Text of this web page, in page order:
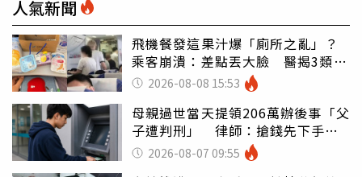
人氣新聞
飛機餐發這果汁爆「廁所之亂」？
乘客崩潰：差點丟大臉 醫揭3類人
別亂喝
2026-08-08 15:53
母親過世當天提領206萬辦後事「父
子遭判刑」 律師：搶錢先下手是
罪 2026-08-07 09:55